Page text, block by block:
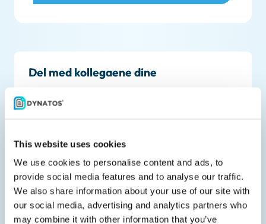
This website uses cookies
We use cookies to personalise content and ads, to
provide social media features and to analyse our traffic.
We also share information about your use of our site with
our social media, advertising and analytics partners who
may combine it with other information that you’ve
Del med kollegaene dine
Relaterte nedlastinger